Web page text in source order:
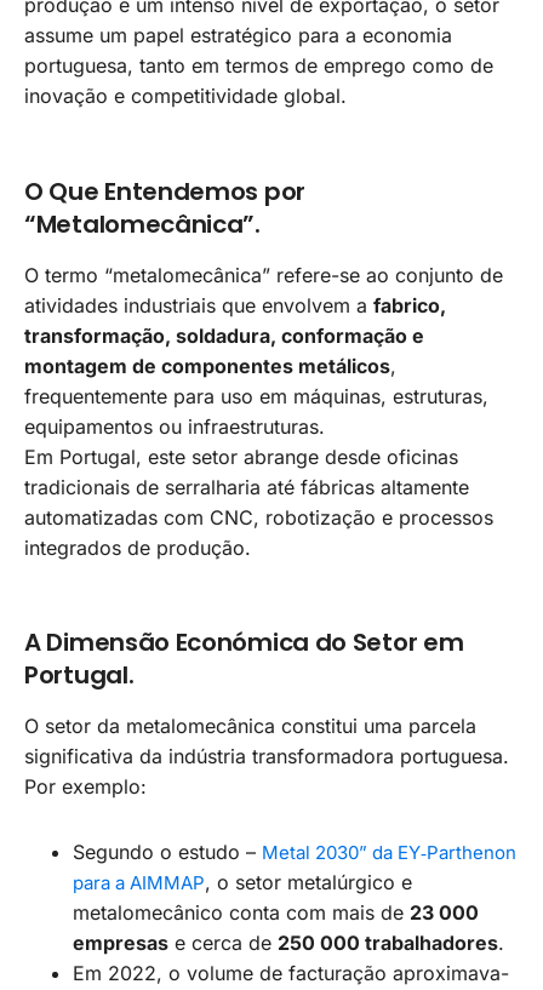
produção e um intenso nível de exportação, o setor
assume um papel estratégico para a economia
portuguesa, tanto em termos de emprego como de
inovação e competitividade global.
O Que Entendemos por
“Metalomecânica”.
O termo “metalomecânica” refere-se ao conjunto de
atividades industriais que envolvem a fabrico,
transformação, soldadura, conformação e
montagem de componentes metálicos,
frequentemente para uso em máquinas, estruturas,
equipamentos ou infraestruturas.
Em Portugal, este setor abrange desde oficinas
tradicionais de serralharia até fábricas altamente
automatizadas com CNC, robotização e processos
integrados de produção.
A Dimensão Económica do Setor em
Portugal.
O setor da metalomecânica constitui uma parcela
significativa da indústria transformadora portuguesa.
Por exemplo:
Segundo o estudo – Metal 2030” da EY‑Parthenon
para a AIMMAP, o setor metalúrgico e
metalomecânico conta com mais de 23 000
empresas e cerca de 250 000 trabalhadores.
Em 2022, o volume de facturação aproximava-